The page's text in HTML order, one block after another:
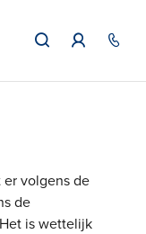
volgens de
de
is wettelijk